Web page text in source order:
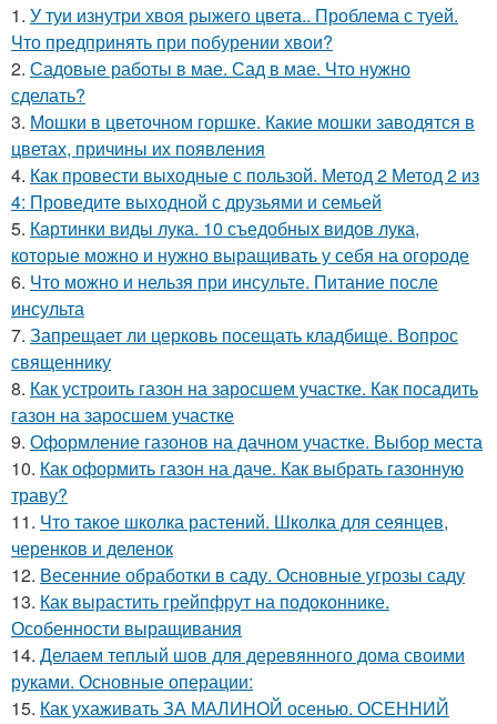
1. У туи изнутри хвоя рыжего цвета.. Проблема с туей.
Что предпринять при побурении хвои?
2. Садовые работы в мае. Сад в мае. Что нужно
сделать?
3. Мошки в цветочном горшке. Какие мошки заводятся в
цветах, причины их появления
4. Как провести выходные с пользой. Метод 2 Метод 2 из
4: Проведите выходной с друзьями и семьей
5. Картинки виды лука. 10 съедобных видов лука,
которые можно и нужно выращивать у себя на огороде
6. Что можно и нельзя при инсульте. Питание после
инсульта
7. Запрещает ли церковь посещать кладбище. Вопрос
священнику
8. Как устроить газон на заросшем участке. Как посадить
газон на заросшем участке
9. Оформление газонов на дачном участке. Выбор места
10. Как оформить газон на даче. Как выбрать газонную
траву?
11. Что такое школка растений. Школка для сеянцев,
черенков и деленок
12. Весенние обработки в саду. Основные угрозы саду
13. Как вырастить грейпфрут на подоконнике.
Особенности выращивания
14. Делаем теплый шов для деревянного дома своими
руками. Основные операции:
15. Как ухаживать ЗА МАЛИНОЙ осенью. ОСЕННИЙ